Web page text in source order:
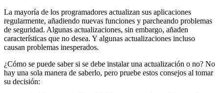
La mayoría de los programadores actualizan sus aplicaciones
regularmente, añadiendo nuevas funciones y parcheando problemas
de seguridad. Algunas actualizaciones, sin embargo, añaden
características que no desea. Y algunas actualizaciones incluso
causan problemas inesperados.
¿Cómo se puede saber si se debe instalar una actualización o no? No
hay una sola manera de saberlo, pero pruebe estos consejos al tomar
su decisión: